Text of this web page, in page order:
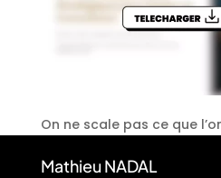
On ne scale pas ce que
Mathieu NADAL